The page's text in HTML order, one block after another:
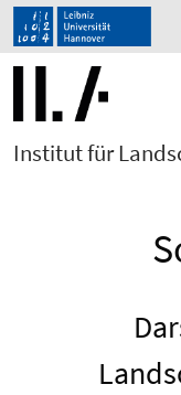
Institut für